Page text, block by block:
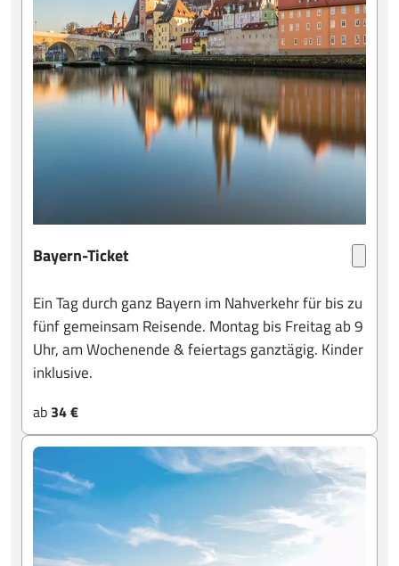
Bayern-Ticket
Ein Tag durch ganz Bayern im Nahverkehr für bis zu
fünf gemeinsam Reisende. Montag bis Freitag ab 9
Uhr, am Wochenende & feiertags ganztägig. Kinder
inklusive.
ab 34 €